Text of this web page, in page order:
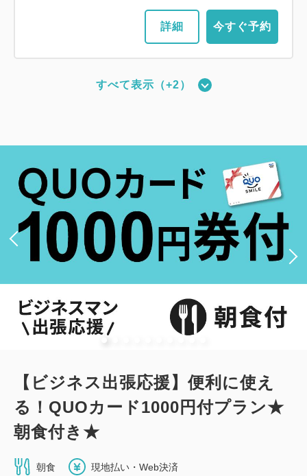
詳細 今すぐ予約
大人 名1 室
税・手数料込
11,840
2
セミダブルサイズ / 幅100-120cm×2
Wi-Fiあり（無料）
詳細 今すぐ予約
新館：和室（19平米・布団・最大2
名）
すべて表示（+2）
【ビジネス出張応援】便利に使え
る！QUOカード1000円付プラン★
朝食付き★
朝食 現地払い・Web決済